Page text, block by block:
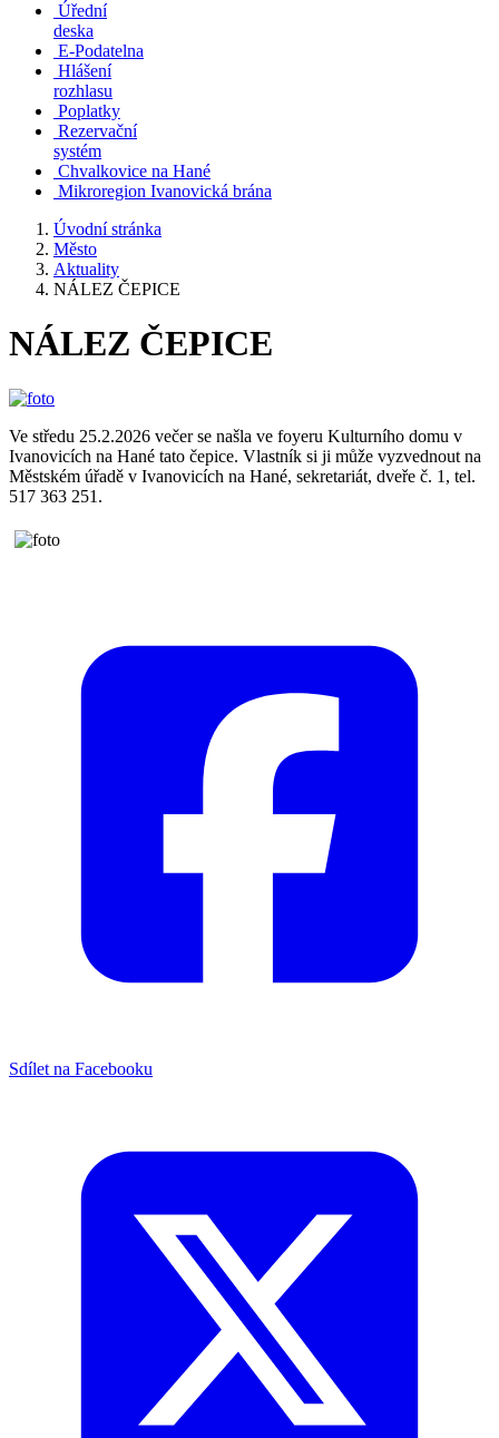
Úřední
deska
E-Podatelna
Hlášení
rozhlasu
Poplatky
Rezervační
systém
Chvalkovice na Hané
Mikroregion Ivanovická brána
Úvodní stránka
Město
Aktuality
NÁLEZ ČEPICE
NÁLEZ ČEPICE
Ve středu 25.2.2026 večer se našla ve foyeru Kulturního domu v
Ivanovicích na Hané tato čepice. Vlastník si ji může vyzvednout na
Městském úřadě v Ivanovicích na Hané, sekretariát, dveře č. 1, tel.
517 363 251.
Sdílet na Facebooku